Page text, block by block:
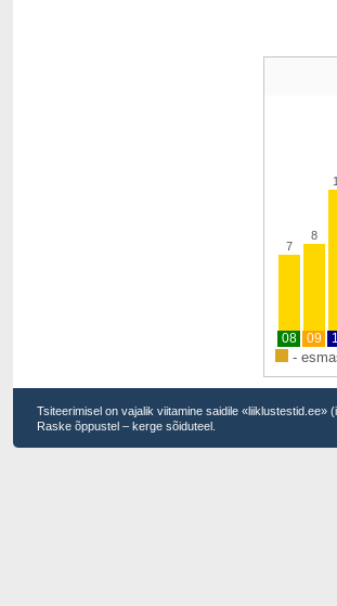
7
08
8
09
-
Tsiteerimisel on vajalik viitamine saidile
Raske õppustel – kerge sõiduteel.